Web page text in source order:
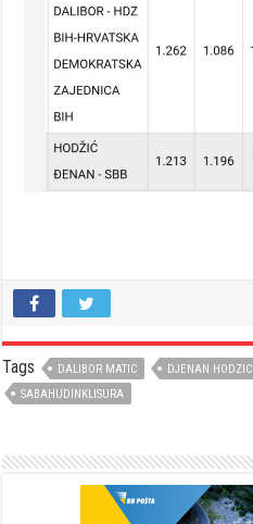
Tags DALIBOR MATIC DJENAN HODZIC
SABAHUDINKLISURA